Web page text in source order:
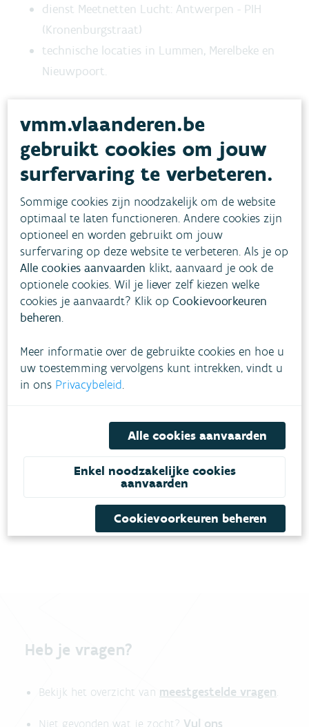
dienst Meetnetten Lucht: Antwerpen - PIH
(Kronenburgstraat)
technische locaties in Lummen, Merelbeke en
Nieuwpoort.
Download pdf
Heb je vragen?
Bekijk het overzicht van meestgestelde vragen
Niet gevonden wat je zocht? Vul ons
vmm.vlaanderen.be
gebruikt cookies om jouw
surfervaring te verbeteren.
Sommige cookies zijn noodzakelijk om de website
optimaal te laten functioneren. Andere cookies zijn
optioneel en worden gebruikt om jouw
surfervaring op deze website te verbeteren. Als je op
Alle cookies aanvaarden klikt, aanvaard je ook de
optionele cookies. Wil je liever zelf kiezen welke
cookies je aanvaardt? Klik opCookievoorkeuren
beheren.
Meer informatie over de gebruikte cookies en hoe u
uw toestemming vervolgens kunt intrekken, vindt u
in ons Privacybeleid.
Alle cookies aanvaarden
Enkel noodzakelijke cookies
aanvaarden
Cookievoorkeuren beheren